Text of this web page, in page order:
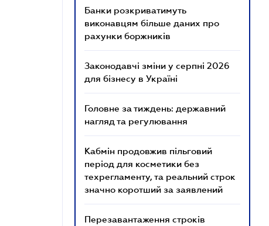
Банки розкриватимуть
виконавцям більше даних про
рахунки боржників
Законодавчі зміни у серпні 2026
для бізнесу в Україні
Головне за тиждень: державний
нагляд та регулювання
Кабмін продовжив пільговий
період для косметики без
техрегламенту, та реальний строк
значно коротший за заявлений
Перезавантаження строків